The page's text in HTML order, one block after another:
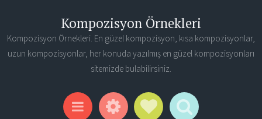
Kompozisyon Örnekleri
Kompozisyon Örnekleri. En güzel kompozisyon, kısa kompozisyonlar,
uzun kompozisyonlar, her konuda yazılmış en güzel kompozisyonları
sitemizde bulabilirsiniz.